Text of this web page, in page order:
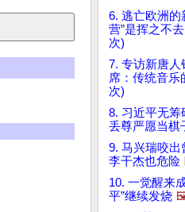
6. 逃亡欧洲的
营”是挥之不
次)
7. 专访新唐人
席：传统音乐
次)
8. 习近平无筹
丢尊严愿当棋
9. 马兴瑞咬出
李干杰也危险
10. 一觉醒来
平”继续发烧